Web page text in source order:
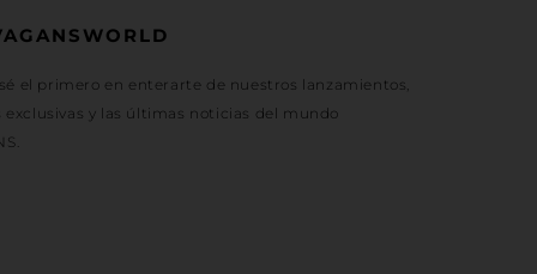
el primero en enterarte de nuestros lanzamientos,
exclusivas y las últimas noticias del mundo